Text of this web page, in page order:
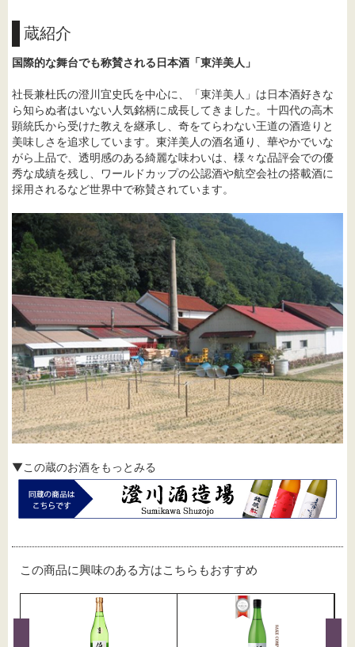
蔵紹介
国際的な舞台でも称賛される日本酒「東洋美人」
社長兼杜氏の澄川宜史氏を中心に、「東洋美人」は日本酒好きな
ら知らぬ者はいない人気銘柄に成長してきました。十四代の高木
顕統氏から受けた教えを継承し、奇をてらわない王道の酒造りと
美味しさを追求しています。東洋美人の酒名通り、華やかでいな
がら上品で、透明感のある綺麗な味わいは、様々な品評会での優
秀な成績を残し、ワールドカップの公認酒や航空会社の搭載酒に
採用されるなど世界中で称賛されています。
▼この蔵のお酒をもっとみる
この商品に興味のある方はこちらもおすすめ